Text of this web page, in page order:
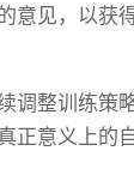
意见，以获
调整训练策
正意义上的